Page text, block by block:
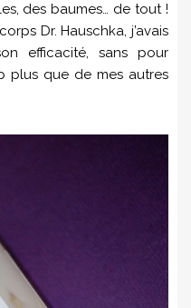
des baumes… de tout !
Dr. Hauschka, j’avais
efficacité, sans pour
plus que de mes autres